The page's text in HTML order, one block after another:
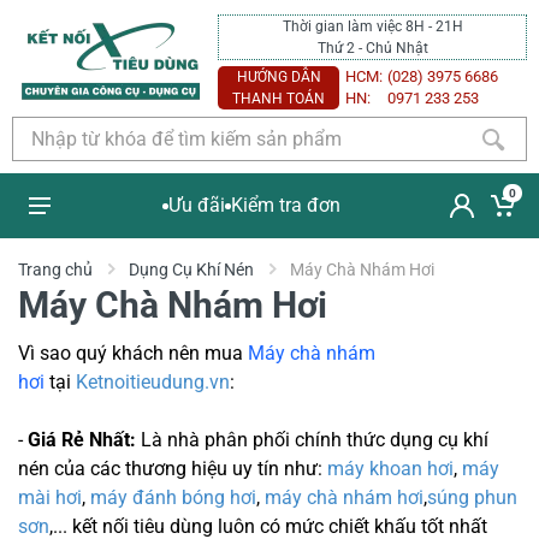
Thời gian làm việc 8H - 21H
Thứ 2 - Chủ Nhật
HƯỚNG DẪN
THANH TOÁN
HCM: (028) 3975 6686
HN:
0971 233 253
Ưu đãi Kiểm tra đơn
0
Trang chủ Dụng Cụ Khí Nén Máy Chà Nhám Hơi
Máy Chà Nhám Hơi
Vì sao quý khách nên mua Máy chà nhám
hơi tại Ketnoitieudung.vn:
-Giá Rẻ Nhất: Là nhà phân phối chính thức dụng cụ khí
nén của các thương hiệu uy tín như: máy khoan hơi, máy
mài hơi, máy đánh bóng hơi, máy chà nhám hơi,súng phun
sơn,... kết nối tiêu dùng luôn có mức chiết khấu tốt nhất